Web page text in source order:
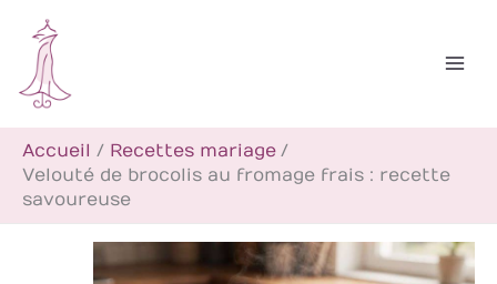
contenu
Accueil
Recettes mariage
Velouté de brocolis au fromage frais : recette
savoureuse
c
h
e
r
c